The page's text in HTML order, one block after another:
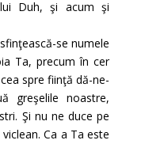
Duh, şi acum şi
se numele
Ta, precum în cer
spre fiinţă dă-ne-
greşelile noastre,
Şi nu ne duce pe
Ca a Ta este